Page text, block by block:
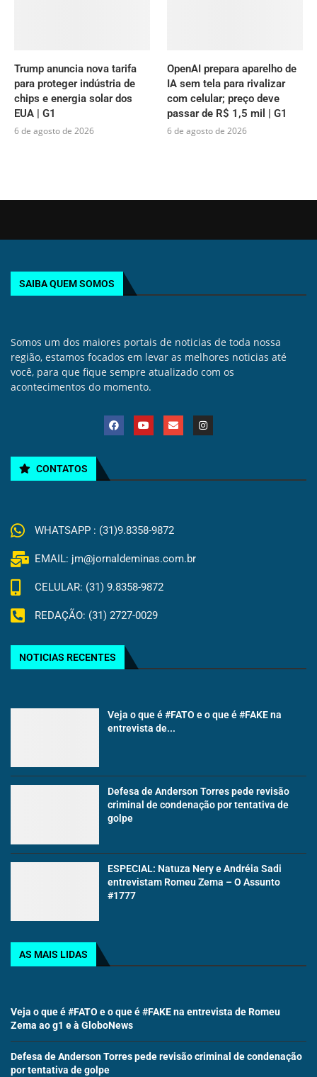
Trump anuncia nova tarifa
para proteger indústria de
chips e energia solar dos
EUA | G1
6 de agosto de 2026
OpenAI prepara aparelho de
IA sem tela para rivalizar
com celular; preço deve
passar de R$ 1,5 mil | G1
6 de agosto de 2026
SAIBA QUEM SOMOS
Somos um dos maiores portais de noticias de toda nossa
região, estamos focados em levar as melhores noticias até
você, para que fique sempre atualizado com os
acontecimentos do momento.
CONTATOS
WHATSAPP : (31)9.8358-9872
EMAIL: jm@jornaldeminas.com.br
CELULAR: (31) 9.8358-9872
REDAÇÃO: (31) 2727-0029
NOTICIAS RECENTES
Veja o que é #FATO e o que é #FAKE na
entrevista de...
Defesa de Anderson Torres pede revisão
criminal de condenação por tentativa de
golpe
ESPECIAL: Natuza Nery e Andréia Sadi
entrevistam Romeu Zema – O Assunto
#1777
AS MAIS LIDAS
Veja o que é #FATO e o que é #FAKE na entrevista de Romeu
Zema ao g1 e à GloboNews
Defesa de Anderson Torres pede revisão criminal de condenação
por tentativa de golpe